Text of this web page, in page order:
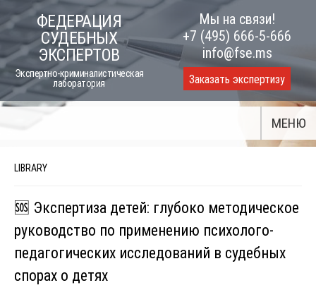
to
content
ФЕДЕРАЦИЯ
СУДЕБНЫХ
ЭКСПЕРТОВ
Экспертно-криминалистическая
лаборатория
Мы на связи!
+7 (495) 666-5-666
info@fse.ms
Заказать экспертизу
МЕНЮ
LIBRARY
🆘 Экспертиза детей: глубоко методическое
руководство по применению психолого-
педагогических исследований в судебных
спорах о детях